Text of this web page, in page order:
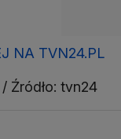
NA TVN24.PL
Źródło: tvn24